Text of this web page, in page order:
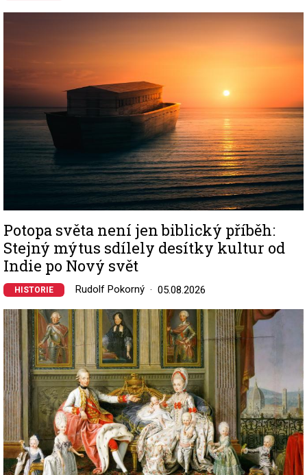
Potopa světa není jen biblický příběh:
Stejný mýtus sdílely desítky kultur od
Indie po Nový svět
HISTORIE Rudolf Pokorný 05.08.2026
Image